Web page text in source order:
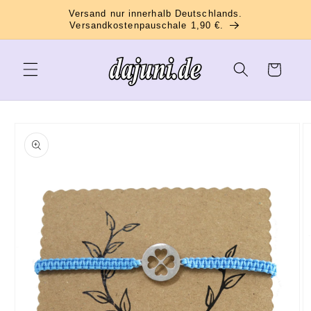
Versand nur innerhalb Deutschlands.
Versandkostenpauschale 1,90 €.
Warenkorb